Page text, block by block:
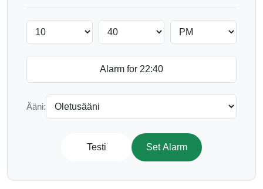
Ääni:
Testi Set Alarm